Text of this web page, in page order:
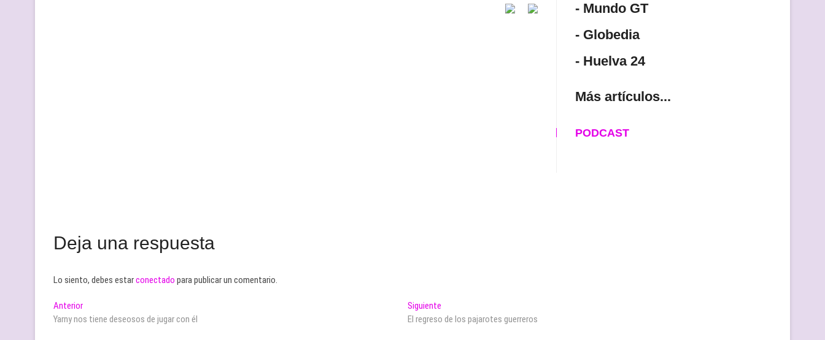
Deja una respuesta
Lo siento, debes estarconectado para publicar un comentario.
Navegación
de
AnteriorEntrada
anterior:
Yarny nos tiene deseosos de jugar con él
Siguiente
siguiente:
El regreso de los pajarotes guerreros
- Mundo GT
- Globedia
- Huelva 24
Más artículos...
PODCAST